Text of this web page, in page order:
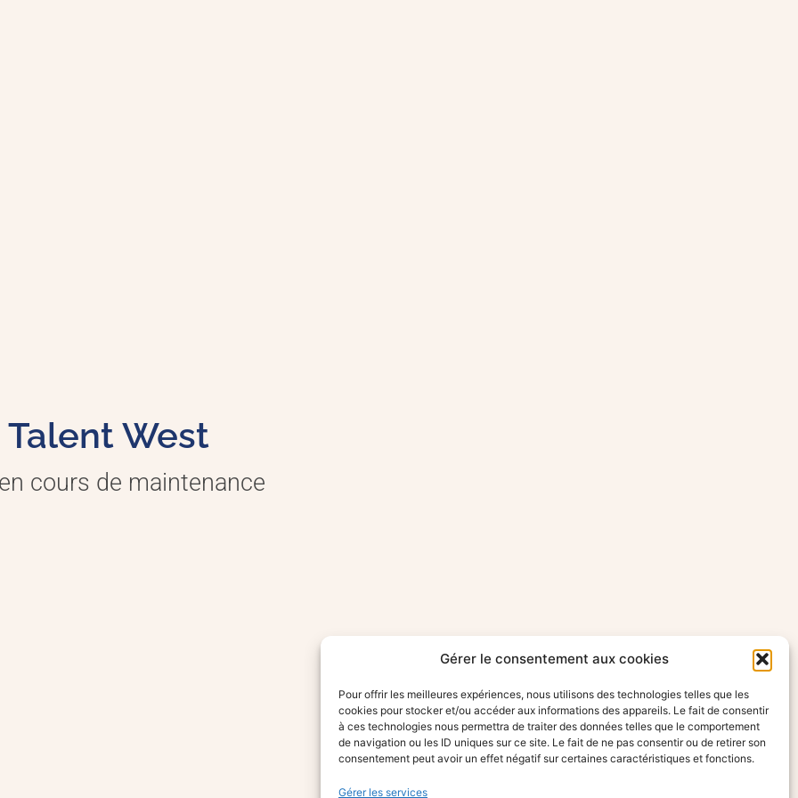
Gérer le consentement aux cookies
Pour offrir les meilleures expériences, nous utilisons des technologies telles que les
cookies pour stocker et/ou accéder aux informations des appareils. Le fait de consentir
à ces technologies nous permettra de traiter des données telles que le comportement
de navigation ou les ID uniques sur ce site. Le fait de ne pas consentir ou de retirer son
consentement peut avoir un effet négatif sur certaines caractéristiques et fonctions.
Gérer les services
Talent West
cours de maintenance